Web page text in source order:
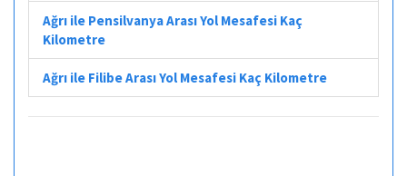
Ağrı ile Pensilvanya Arası Yol Mesafesi Kaç
Kilometre
Ağrı ile Filibe Arası Yol Mesafesi Kaç Kilometre